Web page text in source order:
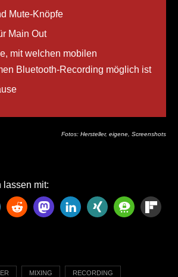
Mute-Knöpfe
Main Out
mit welchen mobilen
Bluetooth-Recording möglich ist
Fotos: Hersteller, eigene, Screenshots
lassen mit:
MIXING RECORDING